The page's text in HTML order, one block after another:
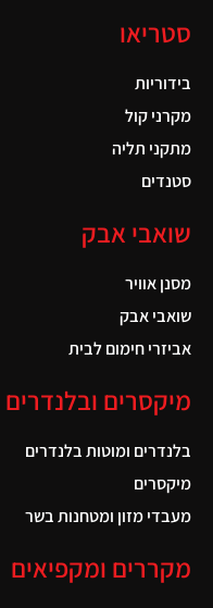
סטריאו
בידוריות
מקרני קול
מתקני תליה
סטנדים
שואבי אבק
מסנן אוויר
שואבי אבק
אביזרי חימום לבית
מיקסרים ובלנדרים
בלנדרים ומוטות בלנדרים
מיקסרים
מעבדי מזון ומטחנות בשר
מקררים ומקפיאים